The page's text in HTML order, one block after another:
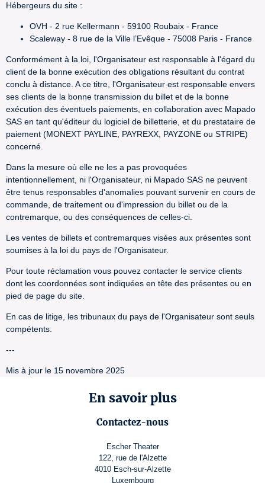
Hébergeurs du site :
OVH - 2 rue Kellermann - 59100 Roubaix - France
Scaleway - 8 rue de la Ville l’Evêque - 75008 Paris - France
Conformément à la loi, l'Organisateur est responsable à l'égard du
client de la bonne exécution des obligations résultant du contrat
conclu à distance. A ce titre, l'Organisateur est responsable envers
ses clients de la bonne transmission du billet et de la bonne
exécution des éventuels paiements, en collaboration avec Mapado
SAS en tant qu'éditeur du logiciel de billetterie, et du prestataire de
paiement (MONEXT PAYLINE, PAYREXX, PAYZONE ou STRIPE)
concerné.
Dans la mesure où elle ne les a pas provoquées
intentionnellement, ni l'Organisateur, ni Mapado SAS ne peuvent
être tenus responsables d'anomalies pouvant survenir en cours de
commande, de traitement ou d'impression du billet ou de la
contremarque, ou des conséquences de celles-ci.
Les ventes de billets et contremarques visées aux présentes sont
soumises à la loi du pays de l'Organisateur.
Pour toute réclamation vous pouvez contacter le service clients
dont les coordonnées sont indiquées en tête des présentes ou en
pied de page du site.
En cas de litige, les tribunaux du pays de l'Organisateur sont seuls
compétents.
---
Mis à jour le 15 novembre 2025
En savoir plus
Contactez-nous
Escher Theater
122, rue de l'Alzette
4010 Esch-sur-Alzette
Luxembourg